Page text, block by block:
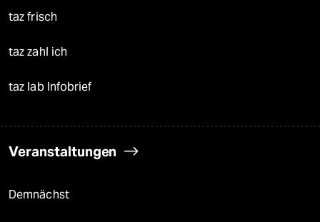
taz frisch
taz zahl ich
taz lab Infobrief
Veranstaltungen
Demnächst